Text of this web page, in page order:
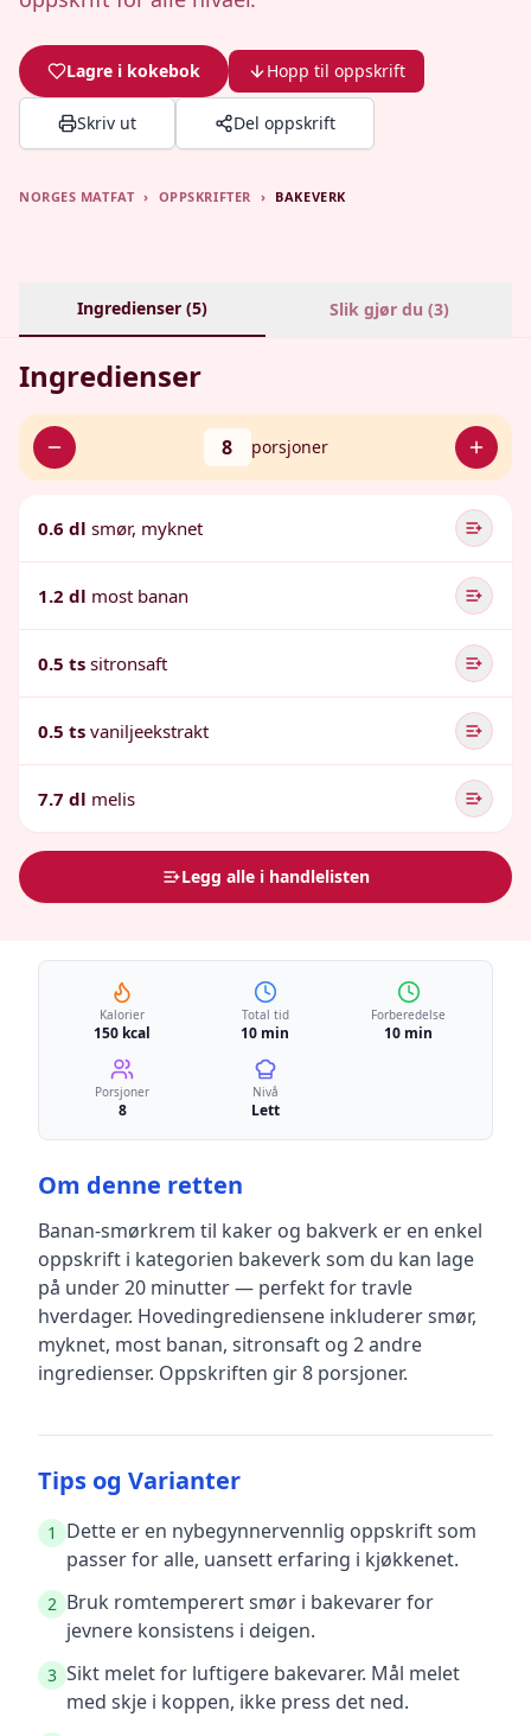
Lagre i kokebok Hopp til oppskrift
Skriv ut Del oppskrift
NORGES MATFAT › OPPSKRIFTER › BAKEVERK
Ingredienser (5) Slik gjør du (3)
Ingredienser
8 porsjoner
0.6 dl smør, myknet
1.2 dl most banan
0.5 ts sitronsaft
0.5 ts vaniljeekstrakt
7.7 dl melis
Legg alle i handlelisten
Kalorier
150 kcal
Total tid
10 min
Forberedelse
10 min
Porsjoner
8
Nivå
Lett
Om denne retten
Banan-smørkrem til kaker og bakverk er en enkel
oppskrift i kategorien bakeverk som du kan lage
på under 20 minutter — perfekt for travle
hverdager. Hovedingrediensene inkluderersmør,
myknet, most banan, sitronsaft og 2 andre
ingredienser. Oppskriften gir8 porsjoner.
Tips og Varianter
1
Dette er en nybegynnervennlig oppskrift som
passer for alle, uansett erfaring i kjøkkenet.
2 Bruk romtemperert smør i bakevarer for
jevnere konsistens i deigen.
3 Sikt melet for luftigere bakevarer. Mål melet
med skje i koppen, ikke press det ned.